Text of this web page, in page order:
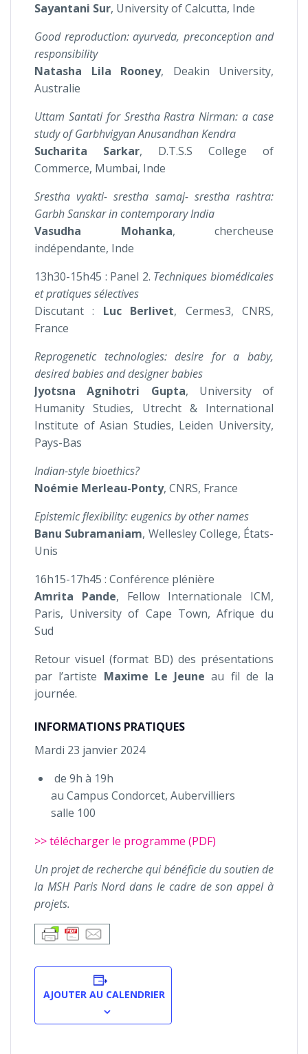
Sayantani Sur, University of Calcutta, Inde
Good reproduction: ayurveda, preconception and
responsibility
Natasha Lila Rooney, Deakin University,
Australie
Uttam Santati for Srestha Rastra Nirman: a case
study of Garbhvigyan Anusandhan Kendra
Sucharita Sarkar, D.T.S.S College of
Commerce, Mumbai, Inde
Srestha vyakti- srestha samaj- srestha rashtra:
Garbh Sanskar in contemporary India
Vasudha Mohanka, chercheuse
indépendante, Inde
13h30-15h45 : Panel 2. Techniques biomédicales
et pratiques sélectives
Discutant : Luc Berlivet, Cermes3, CNRS,
France
Reprogenetic technologies: desire for a baby,
desired babies and designer babies
Jyotsna Agnihotri Gupta, University of
Humanity Studies, Utrecht & International
Institute of Asian Studies, Leiden University,
Pays-Bas
Indian-style bioethics?
Noémie Merleau-Ponty, CNRS, France
Epistemic flexibility: eugenics by other names
Banu Subramaniam, Wellesley College, États-
Unis
16h15-17h45 : Conférence plénière
Amrita Pande, Fellow Internationale ICM,
Paris, University of Cape Town, Afrique du
Sud
Retour visuel (format BD) des présentations
par l’artiste Maxime Le Jeune au fil de la
journée.
INFORMATIONS PRATIQUES
Mardi 23 janvier 2024
de 9h à 19h
au Campus Condorcet, Aubervilliers
salle 100
>> télécharger le programme (PDF)
Un projet de recherche qui bénéficie du soutien de
la MSH Paris Nord dans le cadre de son appel à
projets.
AJOUTER AU CALENDRIER